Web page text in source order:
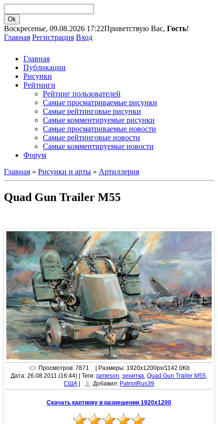
Воскресенье, 09.08.2026 17:22Приветствую Вас, Гость!
Главная Регистрация Вход
Главная
Публикации
Рисунки
Рейтинги
Рейтинг пользователей
Самые просматриваемые рисунки
Самые рейтинговые рисунки
Самые комментируемые рисунки
Самые просматриваемые новости
Самые рейтинговые новости
Самые комментируемые новости
Форум
Главная » Рисунки и арты » Артиллерия
Quad Gun Trailer M55
Просмотров: 7871
| Размеры: 1920x1200px/1142.0Kb
Дата: 26.08.2011 (16:44) | Теги: jameson зенитка Quad Gun Trailer M55
США | Добавил: PatriotRus39
Скачать картинку в разрешении 1920x1200